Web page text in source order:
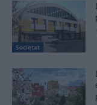
Societat